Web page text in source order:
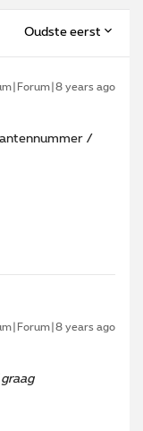
Oudste eerst
years ago
/
years ago